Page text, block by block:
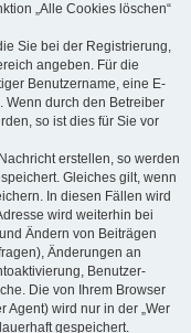
„Alle Cookies löschen“
Sie bei der Registrierung,
angeben. Für die
Benutzername, eine E-
Wenn durch den Betreiber
so ist dies für Sie vor
erstellen, so werden
Gleiches gilt, wenn
In diesen Fällen wird
wird weiterhin bei
Ändern von Beiträgen
Änderungen an
Benutzer-
Die von Ihrem Browser
Agent) wird nur in der „Wer
gespeichert.